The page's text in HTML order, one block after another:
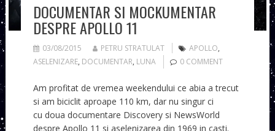
DOCUMENTAR SI MOCKUMENTAR
DESPRE APOLLO 11
03/08/2015 PETRU STRATULAT APOLLO,
ASELENIZARE, DOCUMENTAR, LUNA 0 COMMENT
Am profitat de vremea weekendului ce abia a trecut
si am biciclit aproape 110 km, dar nu singur ci
cu doua documentare Discovery si NewsWorld
despre Apollo 11 si aselenizarea din 1969 in casti.